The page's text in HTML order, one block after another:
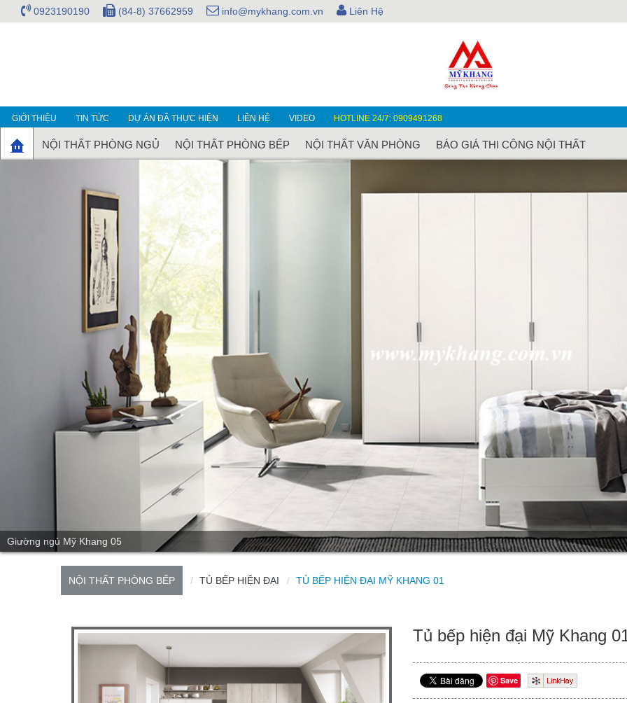
0923190190 (84-8) 37662959 info@mykhang.com.vn Liên Hệ
GIỚI THIỆU TIN TỨC DỰ ÁN ĐÃ THỰC HIỆN LIÊN HỆ VIDEO HOTLINE 24/7: 0909491268
NỘI THẤT PHÒNG NGỦ NỘI THẤT PHÒNG BẾP NỘI THẤT VĂN PHÒNG BÁO GIÁ THI CÔNG NỘI THẤT
Giường ngủ Mỹ Khang 05
NỘI THẤT PHÒNG BẾP TỦ BẾP HIỆN ĐẠI TỦ BẾP HIỆN ĐẠI MỸ KHANG 01
Tủ bếp hiện đại Mỹ Khang
Save